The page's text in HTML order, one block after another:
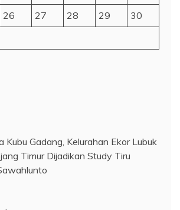
26 27 28 29
30
Kubu Gadang, Kelurahan Ekor Lubuk
Timur Dijadikan Study Tiru